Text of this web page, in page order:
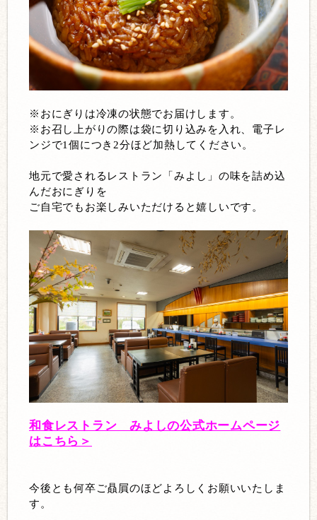
※おにぎりは冷凍の状態でお届けします。
※お召し上がりの際は袋に切り込みを入れ、電子レ
ンジで1個につき2分ほど加熱してください。
地元で愛されるレストラン「みよし」の味を詰め込
んだおにぎりを
ご自宅でもお楽しみいただけると嬉しいです。
和食レストラン みよしの公式ホームページ
はこちら＞
今後とも何卒ご贔屓のほどよろしくお願いいたしま
す。